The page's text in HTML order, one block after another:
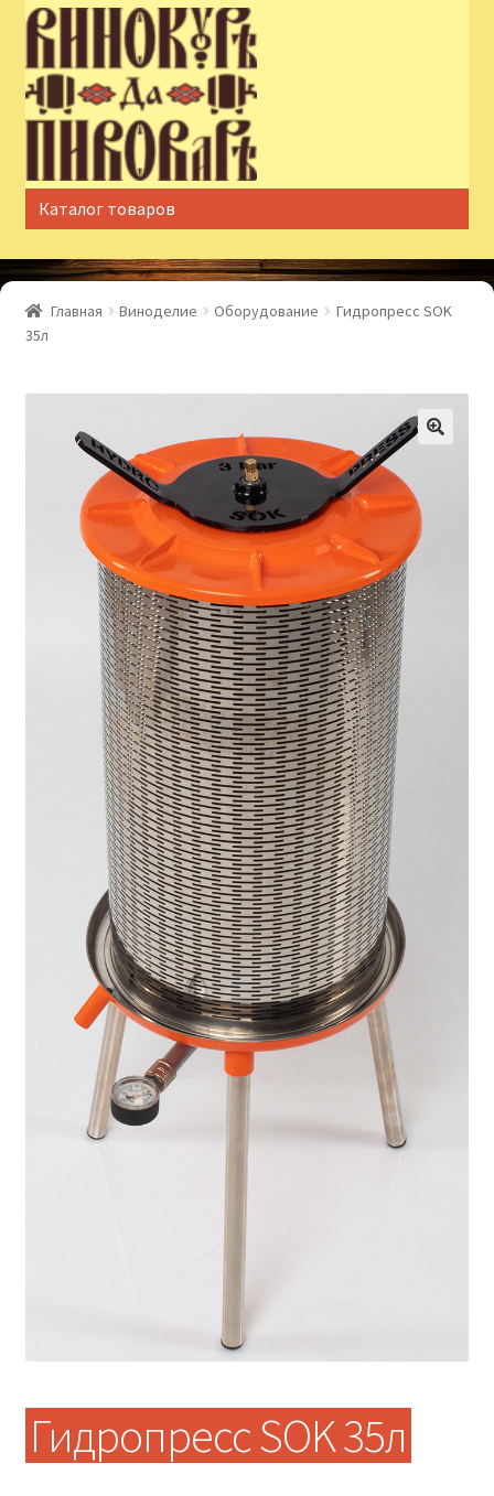
Перейти
навигации
Перейти
содержимому
Каталог товаров
Главная Виноделие Оборудование
Гидропресс SOK
35л
Гидропресс SOK 35л